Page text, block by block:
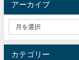
アーカイブ
カテゴリー